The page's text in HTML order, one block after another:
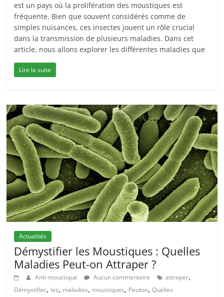
est un pays où la prolifération des moustiques est
fréquente. Bien que souvent considérés comme de
simples nuisances, ces insectes jouent un rôle crucial
dans la transmission de plusieurs maladies. Dans cet
article, nous allons explorer les différentes maladies que
Lire la suite
Actualités
Démystifier les Moustiques : Quelles
Maladies Peut-on Attraper ?
Anti-moustique Aucun commentaire attraper,
Démystifier, les, maladies, moustiques, Peuton,Quelles